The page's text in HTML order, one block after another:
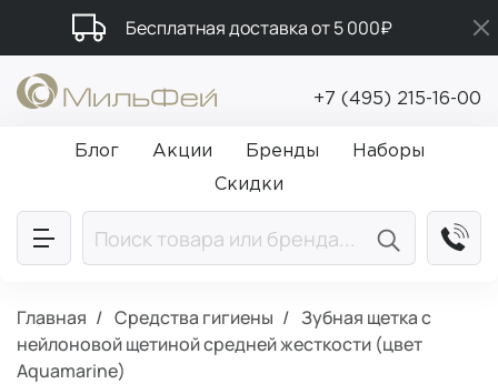
Бесплатная доставка от 5 000₽
Промокод ПРИВЕТ
Подарки в каждый заказ от 5 000₽
+7 (495) 215-16-00
Блог Акции Бренды
Наборы
Скидки
Главная Средства гигиены
Зубная щетка с
нейлоновой щетиной средней жесткости (цвет
Aquamarine)